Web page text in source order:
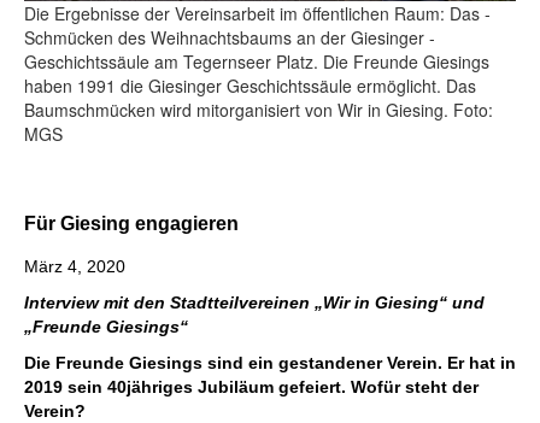
Die Ergebnisse der Verein­s­arbeit im öffentlichen Raum: ­Das ­
Schmücken des Weihnachts­baums an der Giesinger ­
Geschichtssäule am Tegernseer Platz. Die Freunde Giesings
haben 1991 die ­Giesinger Geschichtssäule ermöglicht. Das
Baumschmücken wird mit­organisiert von Wir in Giesing. Foto:
MGS
Für Giesing engagieren
März 4, 2020
Interview mit den Stadtteilvereinen „Wir in Giesing“ und
„Freunde Giesings“
Die Freunde Giesings sind ein gestandener Verein. Er hat in
2019 sein 40jähriges Jubiläum gefeiert. Wofür steht der
Verein?